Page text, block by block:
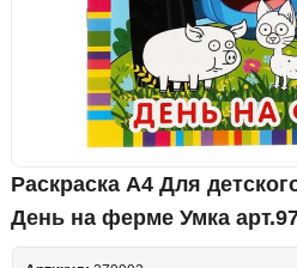
Раскраска А4 Для
День на ферме Умка